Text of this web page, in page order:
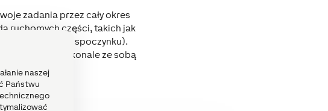
naszej
Państwu
zadania przez cały okres
ruchomych części, takich jak
2 Wat (w stanie spoczynku).
Europy, doskonale ze sobą